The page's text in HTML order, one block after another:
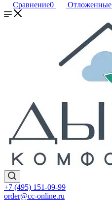
Сравнение0 Отложенные
+7 (495) 151-09-99
order@cc-online.ru